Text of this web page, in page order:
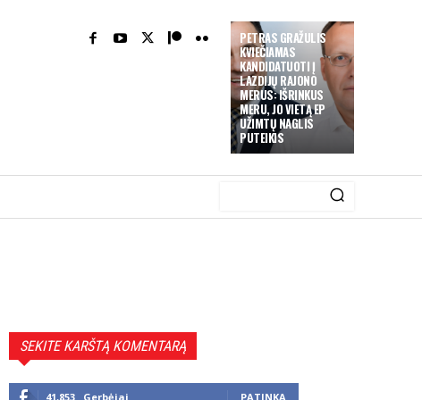
PETRAS GRAŽULIS
KVIEČIAMAS
KANDIDATUOTI Į
LAZDIJŲ RAJONO
MERUS: IŠRINKUS
MERU, JO VIETĄ EP
UŽIMTŲ NAGLIS
PUTEIKIS
SEKITE KARŠTĄ KOMENTARĄ
41,853 Gerbėjai PATINKA